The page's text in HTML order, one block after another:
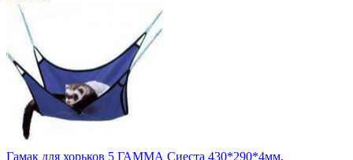
Гамак для хорьков 5 ГАММА Сиеста 430*290*4мм.